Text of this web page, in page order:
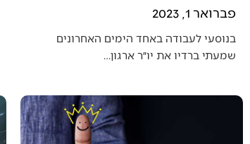
פברואר 1, 2023
בנוסעי לעבודה באחד הימים האחרונים
שמעתי ברדיו את יו״ר ארגון…